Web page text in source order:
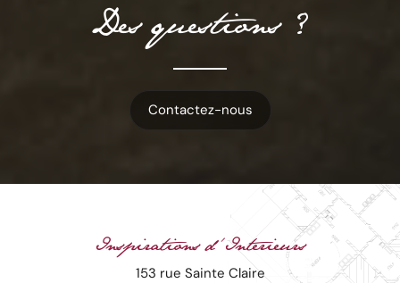
Des questions ?
Contactez-nous
Inspirations d'Interieurs
153 rue Sainte Claire